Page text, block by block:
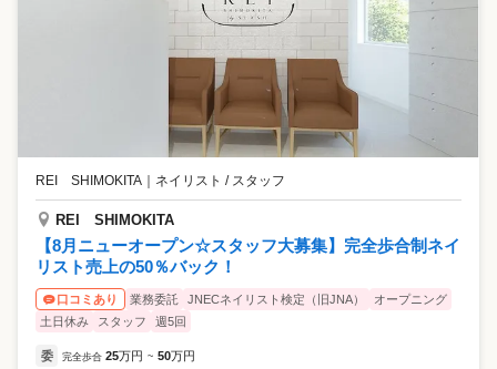
REI SHIMOKITA ネイリスト / スタッフ
REI SHIMOKITA
【8月ニューオープン☆スタッフ大募集】完全歩合制ネイ
リスト売上の50％バック！
口コミあり 業務委託 JNECネイリスト検定（旧JNA）
オープニング
土日休み
スタッフ 週5回
委 完全歩合 25万円 ~ 50万円